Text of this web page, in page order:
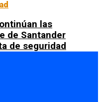
las
de Santander
de seguridad